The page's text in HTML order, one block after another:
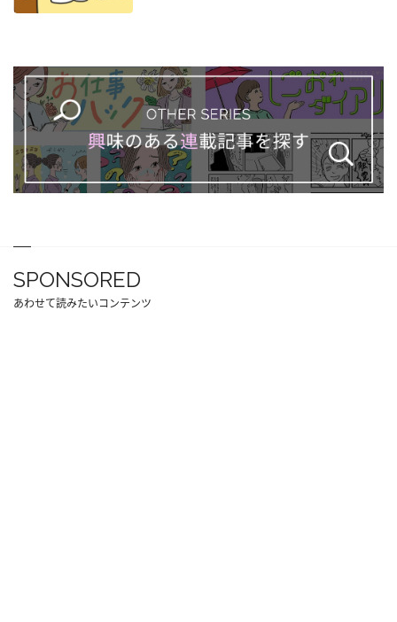
SPONSORED
あわせて読みたいコンテンツ